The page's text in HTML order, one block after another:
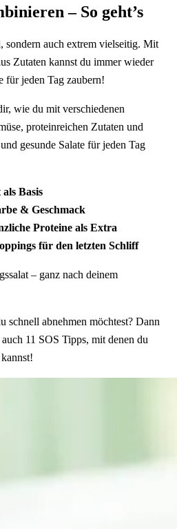
– So geht’s
sondern auch extrem vielseitig. Mit
Zutaten kannst du immer wieder
für jeden Tag zaubern!
wie du mit verschiedenen
proteinreichen Zutaten und
gesunde Salate für jeden Tag
Basis
& Geschmack
Proteine als Extra
für den letzten Schliff
– ganz nach deinem
schnell abnehmen möchtest? Dann
11 SOS Tipps, mit denen du
kannst!